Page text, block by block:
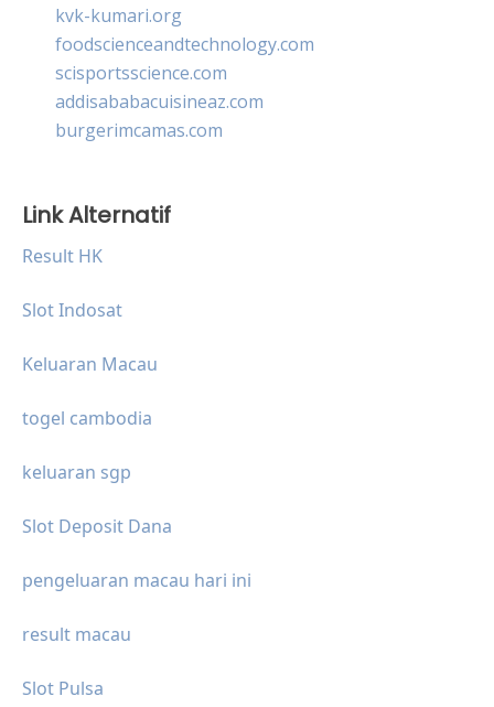
kvk-kumari.org
foodscienceandtechnology.com
scisportsscience.com
addisababacuisineaz.com
burgerimcamas.com
Link Alternatif
Result HK
Slot Indosat
Keluaran Macau
togel cambodia
keluaran sgp
Slot Deposit Dana
pengeluaran macau hari ini
result macau
Slot Pulsa